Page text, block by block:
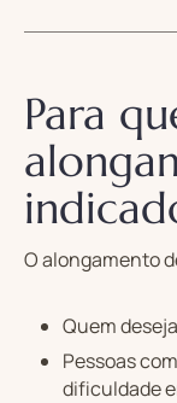
Para
O alongamento
Quem
Pessoas
dificuldade